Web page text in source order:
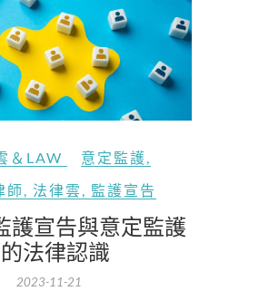
＆LAW 意定監護
師
法律雲 監護宣告
護宣告與意定監護
的法律認識
2023-11-21